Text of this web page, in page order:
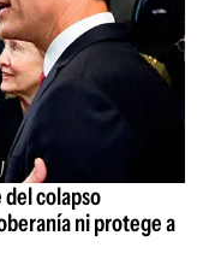
del colapso
ni protege a